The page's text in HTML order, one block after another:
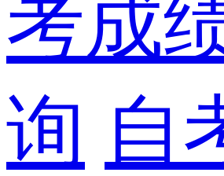
考成
询 自